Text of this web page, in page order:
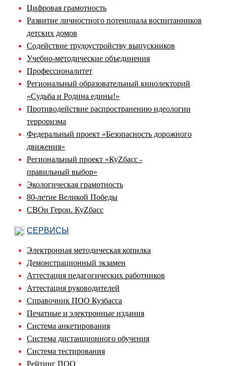
Цифровая грамотность
Развитие личностного потенциала воспитанников
детских домов
Содействие трудоустройству выпускников
Учебно-методические объединения
Профессионалитет
Региональный образовательный кинолекторий
«Судьба и Родина едины!»
Противодействие распространению идеологии
терроризма
Федеральный проект «Безопасность дорожного
движения»
Региональный проект «КуZбасс -
правильный выбор»
Экологическая грамотность
80-летие Великой Победы
СВОи Герои. КуZбасс
СЕРВИСЫ
Электронная методическая копилка
Демонстрационный экзамен
Аттестация педагогических работников
Аттестация руководителей
Справочник ПОО Кузбасса
Печатные и электронные издания
Система анкетирования
Система дистанционного обучения
Система тестирования
Рейтинг ПОО